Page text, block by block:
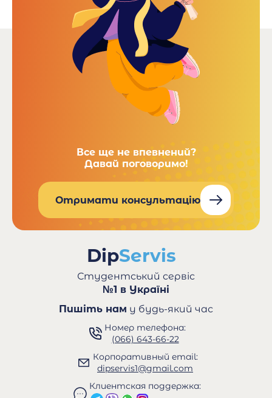
Все ще не впевнений?
Давай поговоримо!
Отримати консультацію
Студентський сервіс
№1 в Україні
Пишіть нам у будь-який час
Номер телефона:
(066) 643-66-22
Корпоративный email:
dipservis1@gmail.com
Клиентская поддержка: